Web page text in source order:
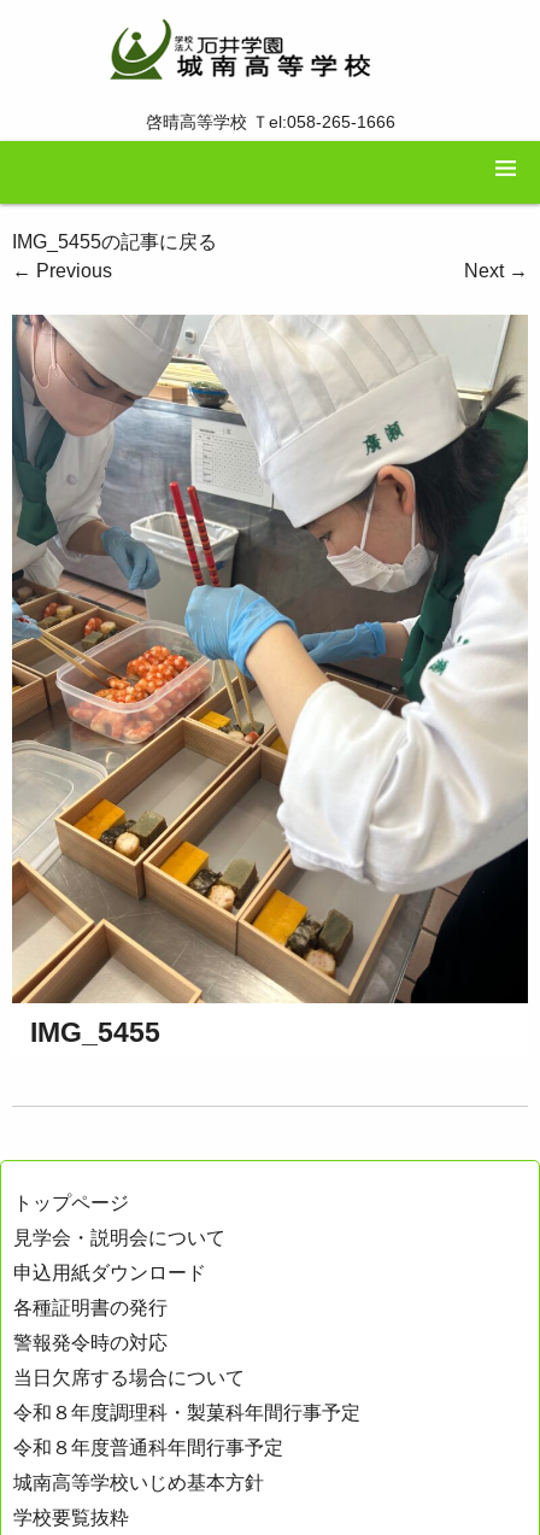
啓晴高等学校 Ｔel:058-265-1666
IMG_5455の記事に戻る
← Previous Next →
IMG_5455
トップページ
見学会・説明会について
申込用紙ダウンロード
各種証明書の発行
警報発令時の対応
当日欠席する場合について
令和８年度調理科・製菓科年間行事予定
令和８年度普通科年間行事予定
城南高等学校いじめ基本方針
学校要覧抜粋